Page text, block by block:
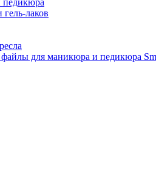
педикюра
лаков
для маникюра и педикюра